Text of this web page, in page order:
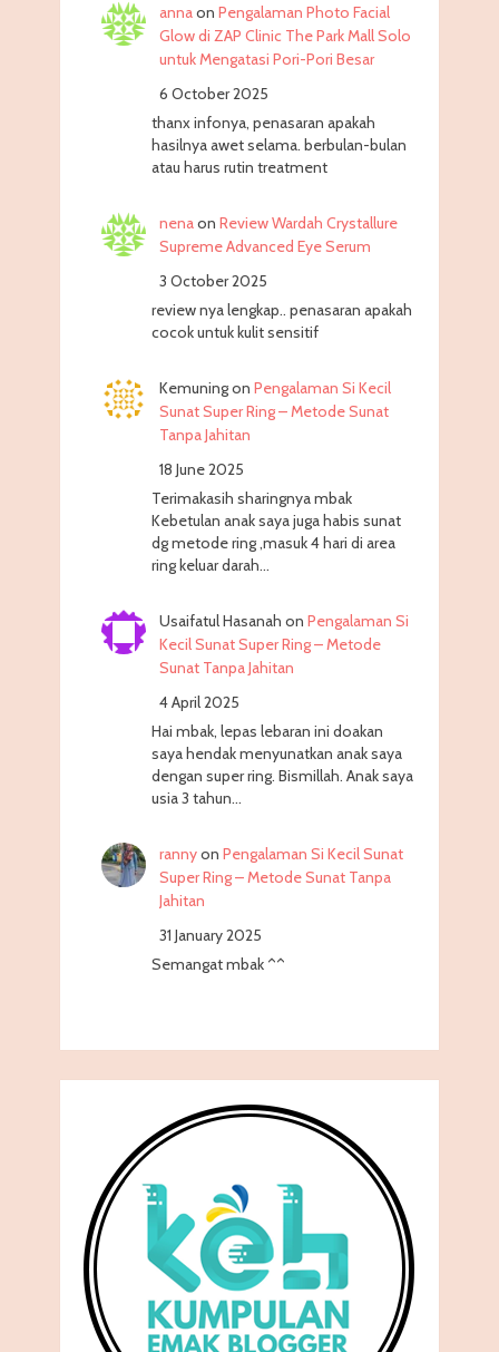
annaon Pengalaman Photo Facial
Glow di ZAP Clinic The Park Mall Solo
untuk Mengatasi Pori-Pori Besar
6 October 2025
thanx infonya, penasaran apakah
hasilnya awet selama. berbulan-bulan
atau harus rutin treatment
nenaon Review Wardah Crystallure
Supreme Advanced Eye Serum
3 October 2025
review nya lengkap.. penasaran apakah
cocok untuk kulit sensitif
Kemuningon Pengalaman Si Kecil
Sunat Super Ring – Metode Sunat
Tanpa Jahitan
18 June 2025
Terimakasih sharingnya mbak
Kebetulan anak saya juga habis sunat
dg metode ring ,masuk 4 hari di area
ring keluar darah…
Usaifatul Hasanah on Pengalaman Si
Kecil Sunat Super Ring – Metode
Sunat Tanpa Jahitan
4 April 2025
Hai mbak, lepas lebaran ini doakan
saya hendak menyunatkan anak saya
dengan super ring. Bismillah. Anak saya
usia 3 tahun…
rannyon Pengalaman Si Kecil Sunat
Super Ring – Metode Sunat Tanpa
Jahitan
31 January 2025
Semangat mbak ^^